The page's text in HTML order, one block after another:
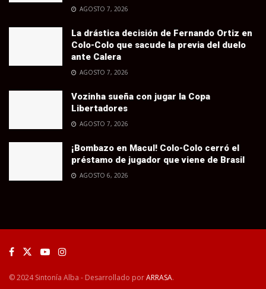
AGOSTO 7, 2026
La drástica decisión de Fernando Ortiz en
Colo-Colo que sacude la previa del duelo
ante Calera
AGOSTO 7, 2026
Vozinha sueña con jugar la Copa
Libertadores
AGOSTO 7, 2026
¡Bombazo en Macul! Colo-Colo cerró el
préstamo de jugador que viene de Brasil
AGOSTO 6, 2026
© 2024 Sintonía Alba - Desarrollado porARRASA.